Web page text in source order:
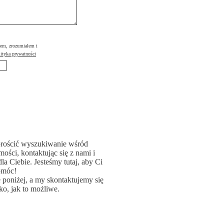
zrozumiałem i
prywatności
wyszukiwanie wśród
kontaktując się z nami i
Ciebie. Jesteśmy tutaj, aby Ci
a my skontaktujemy się
jak to możliwe.